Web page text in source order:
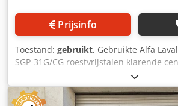
Prijsinfo
Toestand: gebruikt, Gebruikte Alfa
SGP-31G/CG roestvrijstalen klarende
dichtheid van aanvoer 1.100 kg/m³,
van bezinksel 1.499 kg/m³ en
bedrijfsmedium 1.000 kg/m³. Proces